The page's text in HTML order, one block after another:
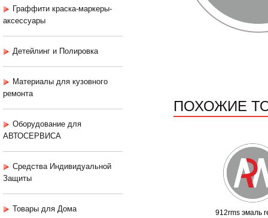
Граффити краска-маркеры-
аксессуары
Детейлинг и Полировка
Материалы для кузовного
ремонта
Оборудование для
АВТОСЕРВИСА
Средства Индивидуальной
Защиты
Товары для Дома
ПОХОЖИЕ
912rms эмаль